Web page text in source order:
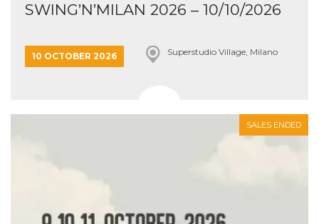
SWING’N’MILAN 2026 – 10/10/2026
10 OCTOBER 2026 Superstudio Village, Milano
SALES ENDED